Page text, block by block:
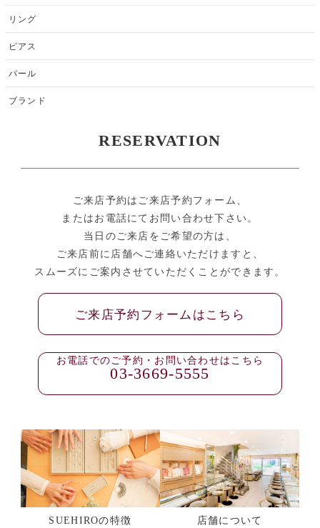
リング
ピアス
パール
ブランド
RESERVATION
ご来店予約はご来店予約フォーム、
またはお電話にてお問い合わせ下さい。
当日のご来店をご希望の方は、
ご来店前に店舗へご連絡いただけますと、
スムーズにご案内させていただくことができます。
ご来店予約フォームはこちら
お電話でのご予約・お問い合わせはこちら
03-3669-5555
SUEHIROの特徴 店舗について